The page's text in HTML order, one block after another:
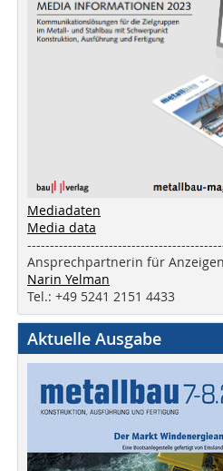
Mediadaten
Media data
Ansprechpartnerin für Anzeigen
Narin Yelman
Tel.: +49 5241 2151 4433
Aktuelle Ausgabe